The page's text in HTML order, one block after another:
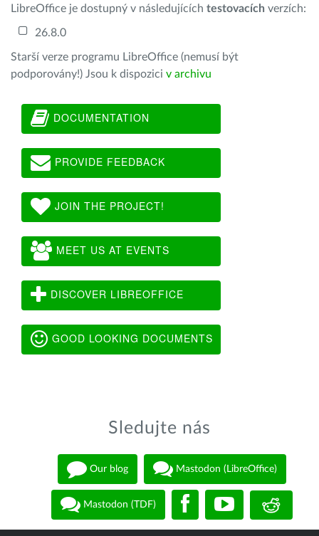
LibreOffice je dostupný v následujících testovacích verzích:
26.8.0
Starší verze programu LibreOffice (nemusí být
podporovány!) Jsou k dispozici v archivu
DOCUMENTATION
PROVIDE FEEDBACK
JOIN THE PROJECT!
MEET US AT EVENTS
DISCOVER LIBREOFFICE
GOOD LOOKING DOCUMENTS
Sledujte nás
Our blog Mastodon (LibreOffice)
Mastodon (TDF)